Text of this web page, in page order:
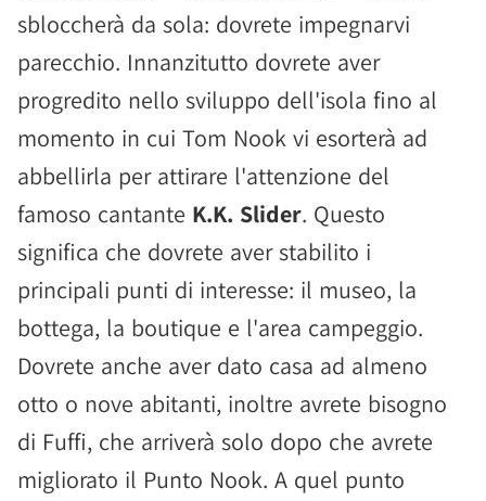
sbloccherà da sola: dovrete impegnarvi
parecchio. Innanzitutto dovrete aver
progredito nello sviluppo dell'isola fino al
momento in cui Tom Nook vi esorterà ad
abbellirla per attirare l'attenzione del
famoso cantante K.K. Slider. Questo
significa che dovrete aver stabilito i
principali punti di interesse: il museo, la
bottega, la boutique e l'area campeggio.
Dovrete anche aver dato casa ad almeno
otto o nove abitanti, inoltre avrete bisogno
di Fuffi, che arriverà solo dopo che avrete
migliorato il Punto Nook. A quel punto